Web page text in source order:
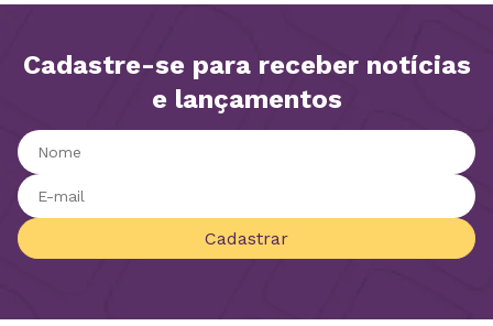
Cadastre-se para receber notícias
e lançamentos
Cadastrar